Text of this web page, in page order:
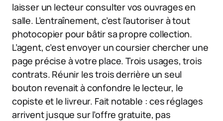
laisser un lecteur consulter vos ouvrages en
salle. L’entraînement, c’est l’autoriser à tout
photocopier pour bâtir sa propre collection.
L’agent, c’est envoyer un coursier chercher une
page précise à votre place. Trois usages, trois
contrats. Réunir les trois derrière un seul
bouton revenait à confondre le lecteur, le
copiste et le livreur. Fait notable : ces réglages
arrivent jusque sur l’offre gratuite, pas